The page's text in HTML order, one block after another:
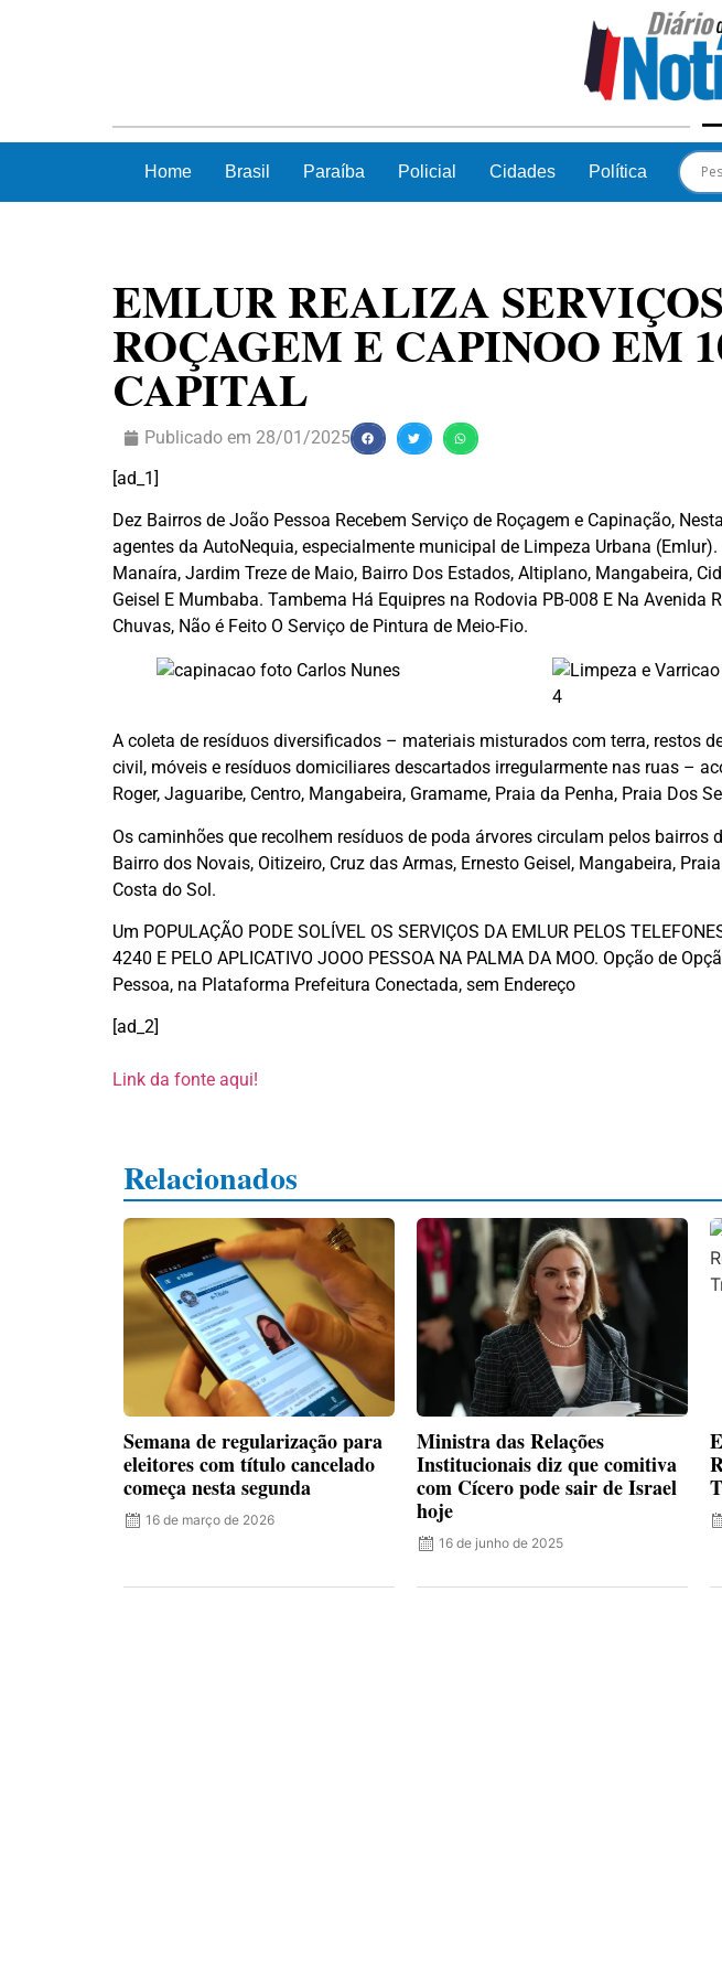
Home Brasil Paraíba Policial Cidades Política
EMLUR REALIZA
ROÇAGEM E CAPINOO EM
CAPITAL
Publicado em 28/01/2025
[ad_1]
Dez Bairros de João Pessoa Recebem Serviço de Roçagem e Capinação,
agentes da AutoNequia, especialmente municipal de Limpeza Urbana
Manaíra, Jardim Treze de Maio, Bairro Dos Estados, Altiplano, Mangabeira,
Geisel E Mumbaba. Tambema Há Equipres na Rodovia PB-008 E Na Avenida
Chuvas, Não é Feito O Serviço de Pintura de Meio-Fio.
A coleta de resíduos diversificados – materiais misturados com terra, restos
civil, móveis e resíduos domiciliares descartados irregularmente nas ruas –
Roger, Jaguaribe, Centro, Mangabeira, Gramame, Praia da Penha, Praia Dos
Os caminhões que recolhem resíduos de poda árvores circulam pelos bairros
Bairro dos Novais, Oitizeiro, Cruz das Armas, Ernesto Geisel, Mangabeira,
Costa do Sol.
Um POPULAÇÃO PODE SOLÍVEL OS SERVIÇOS DA EMLUR PELOS
4240 E PELO APLICATIVO JOOO PESSOA NA PALMA DA MOO. Opção de
Pessoa, na Plataforma Prefeitura Conectada, sem Endereço
[ad_2]
Link da fonte aqui!
Relacionados
Semana de regularização para
eleitores com título cancelado
começa nesta segunda
16 de março de 2026
Ministra das Relações
Institucionais diz que comitiva
com Cícero pode sair de Israel
hoje
16 de junho de 2025